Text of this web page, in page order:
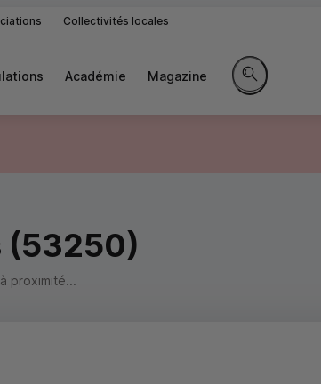
Collectivités locales
Académie Magazine
Rechercher
(53250)
proximité...